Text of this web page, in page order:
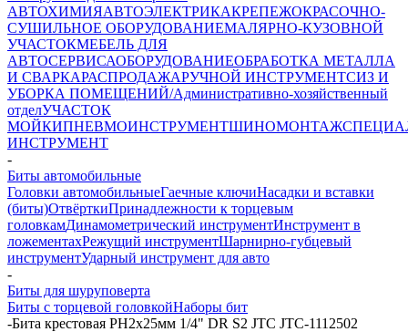
АВТОХИМИЯАВТОЭЛЕКТРИКАКРЕПЕЖОКРАСОЧНО-
СУШИЛЬНОЕ ОБОРУДОВАНИЕМАЛЯРНО-КУЗОВНОЙ
УЧАСТОКМЕБЕЛЬ ДЛЯ
АВТОСЕРВИСАОБОРУДОВАНИЕОБРАБОТКА МЕТАЛЛА
И СВАРКАРАСПРОДАЖАРУЧНОЙ ИНСТРУМЕНТСИЗ И
УБОРКА ПОМЕЩЕНИЙ/Административно-хозяйственный
отделУЧАСТОК
МОЙКИПНЕВМОИНСТРУМЕНТШИНОМОНТАЖ
ИНСТРУМЕНТ
-
Биты автомобильные
Головки автомобильныеГаечные ключиНасадки и вставки
(биты)ОтвёрткиПринадлежности к торцевым
головкамДинамометрический инструментИнструмент в
ложементахРежущий инструментШарнирно-губцевый
инструментУдарный инструмент для авто
-
Биты для шуруповерта
Биты с торцевой головкойНаборы бит
-Бита крестовая PH2х25мм 1/4" DR S2 JTC JTC-1112502